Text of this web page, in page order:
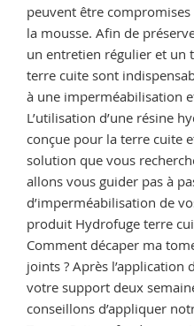
peuvent être
la mousse. Afin de
un entretien régulier et
terre cuite sont
à une imperméabilisation
L’utilisation d’une résine
conçue pour la terre cuite
solution que vous
allons vous guider pas à
d’imperméabilisation de
produit Hydrofuge terre
Comment décaper ma
joints ? Après l’application
votre support deux
conseillons d’appliquer